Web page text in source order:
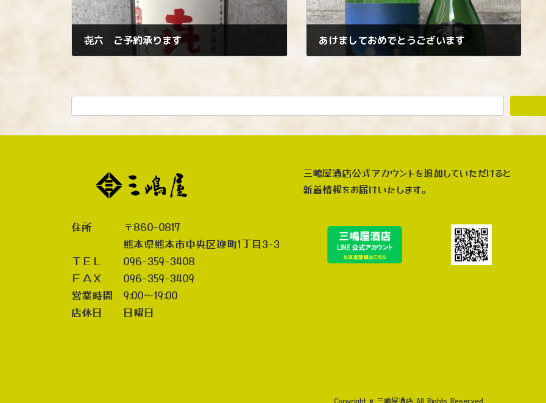
㐂六 ご予約承ります あけましておめでとうございます
住所 〒860-0817
熊本県熊本市中央区迎町1丁目3-3
ＴＥＬ 096-359-3408
ＦＡＸ 096-359-3409
営業時間 9:00～19:00
店休日 日曜日
三嶋屋酒店公式アカウントを追加していただけると
新着情報をお届けいたします。
Copyright © 三嶋屋酒店 All Rights Reserved.